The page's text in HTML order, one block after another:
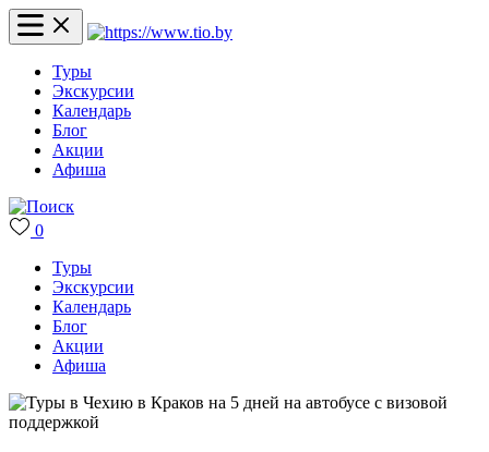
Туры
Экскурсии
Календарь
Блог
Акции
Афиша
0
Туры
Экскурсии
Календарь
Блог
Акции
Афиша